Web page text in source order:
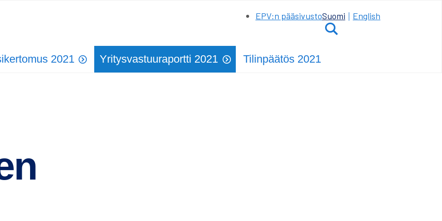
EPV:n pääsivustoSuomi English
Hae
2021 Yritysvastuuraportti 2021 Tilinpäätös 2021